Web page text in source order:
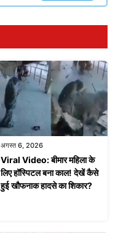
अगस्त 6, 2026
Viral Video: बीमार महिला के
लिए हॉस्पिटल बना काल! देखें कैसे
हुई खौफनाक हादसे का शिकार?